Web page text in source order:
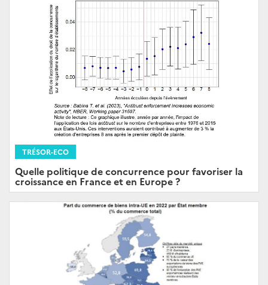
TRÉSOR-ECO
Quelle politique de concurrence pour favoriser la
croissance en France et en Europe ?